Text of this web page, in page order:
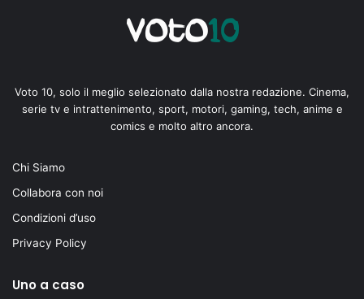
Voto 10, solo il meglio selezionato dalla nostra redazione. Cinema,
serie tv e intrattenimento, sport, motori, gaming, tech, anime e
comics e molto altro ancora.
Chi Siamo
Collabora con noi
Condizioni d’uso
Privacy Policy
Uno a caso